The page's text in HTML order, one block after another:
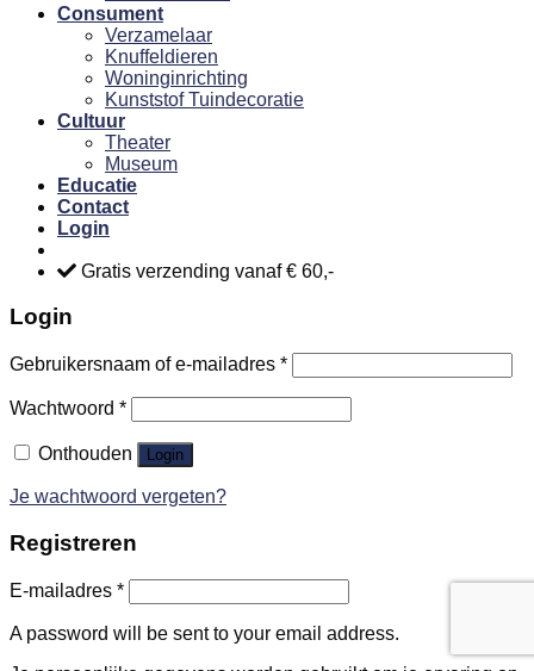
Consument
Verzamelaar
Knuffeldieren
Woninginrichting
Kunststof Tuindecoratie
Cultuur
Theater
Museum
Educatie
Contact
Login
Gratis verzending vanaf € 60,-
Login
Gebruikersnaam of e-mailadres *
Wachtwoord *
Onthouden Login
Je wachtwoord vergeten?
Registreren
E-mailadres *
A password will be sent to your email address.